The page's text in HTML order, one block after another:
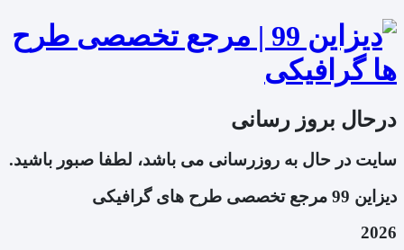
درحال بروز رسانی
سایت در حال به روزرسانی می باشد، لطفا صبور باشید.
دیزاین 99 مرجع تخصصی طرح های گرافیکی
2026